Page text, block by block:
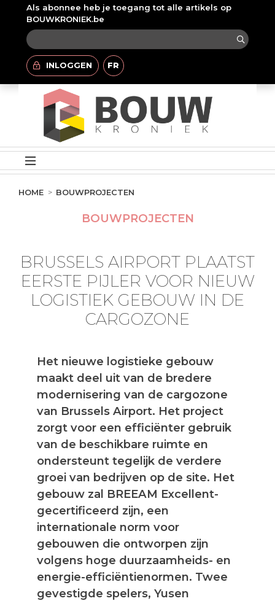
Als abonnee heb je toegang tot alle artikels op
BOUWKRONIEK.be
INLOGGEN FR
HOME BOUWPROJECTEN
BOUWPROJECTEN
BRUSSELS AIRPORT PLAATST
EERSTE PIJLER VOOR NIEUW
LOGISTIEK GEBOUW IN DE
CARGOZONE
Het nieuwe logistieke gebouw
maakt deel uit van de bredere
modernisering van de cargozone
van Brussels Airport. Het project
zorgt voor een efficiënter gebruik
van de beschikbare ruimte en
ondersteunt tegelijk de verdere
groei van bedrijven op de site. Het
gebouw zal BREEAM Excellent-
gecertificeerd zijn, een
internationale norm voor
gebouwen die ontworpen zijn
volgens hoge duurzaamheids- en
energie-efficiëntienormen. Twee
gevestigde spelers, Yusen